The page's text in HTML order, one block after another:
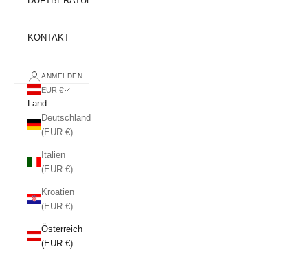
KONTAKT
ANMELDEN
EUR €
Land
Deutschland
(EUR €)
Italien
(EUR €)
Kroatien
(EUR €)
Österreich
(EUR €)